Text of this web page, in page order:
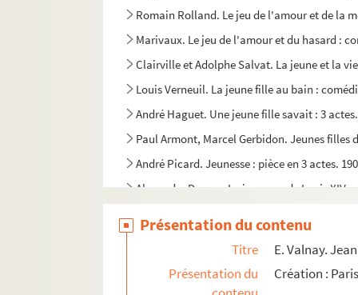
Romain Rolland. Le jeu de l'amour et de la
Marivaux. Le jeu de l'amour et du hasard :
Clairville et Adolphe Salvat. La jeune et la
Louis Verneuil. La jeune fille au bain :
André Haguet. Une jeune fille savait : 3
Paul Armont, Marcel Gerbidon. Jeunes filles
André Picard. Jeunesse : pièce en 3 actes.
Alexandre Dumas. La jeunesse de Louis XIV :
Noël Coward. Jeux d'esprits : comédie en 3
Présentation du contenu
Titre
E. Valnay.
Présentation du
Création :